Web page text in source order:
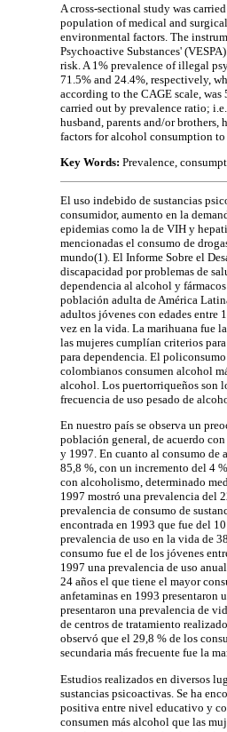
A cross-sectional study was
population of medical and
environmental factors. The
Psychoactive Substances'
risk. A 1% prevalence of illegal
71.5% and 24.4%, respectively,
according to the CAGE scale,
carried out by prevalence ratio;
husband, parents and/or
factors for alcohol consumption
Key Words: Prevalence,
El uso indebido de sustancias
consumidor, aumento en la
epidemias como la de VIH y
mencionadas el consumo de
mundo(1). El Informe Sobre el
discapacidad por problemas de
dependencia al alcohol y
población adulta de América
adultos jóvenes con edades entre
vez en la vida. La marihuana fue
las mujeres cumplían criterios
para dependencia. El
colombianos consumen alcohol
alcohol. Los puertorriqueños son
frecuencia de uso pesado de
En nuestro país se observa un
población general, de acuerdo
y 1997. En cuanto al consumo de
85,8 %, con un incremento del 4
con alcoholismo, determinado
1997 mostró una prevalencia del
prevalencia de consumo de
encontrada en 1993 que fue del
prevalencia de uso en la vida de
consumo fue el de los jóvenes
1997 una prevalencia de uso
24 años el que tiene el mayor
anfetaminas en 1993 presentaron
presentaron una prevalencia de
de centros de tratamiento
observó que el 29,8 % de los
secundaria más frecuente fue la
Estudios realizados en diversos
sustancias psicoactivas. Se ha
positiva entre nivel educativo y
consumen más alcohol que las